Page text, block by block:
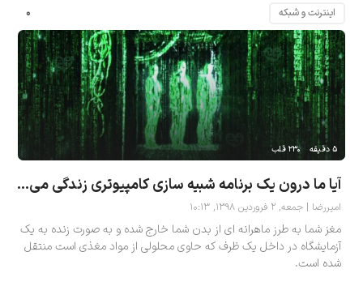
اینترنت و شبکه ۰
آیا ما درون یک برنامه شبیه سازی کامپیوتری زندگی می کنیم؟
امیررضا | جمعه, ۲ فروردین ۱۳۹۸, ۱۰:۱۳
مغز شما به طرز ماهرانه ای از بدن شما خارج شده و به صورت زنده به یک
آزمایشگاه در داخل یک ظرف که حاوی محلولی از مواد مغذی است منتقل
شده است.
۵ دقیقه ۲۳۰ قلب